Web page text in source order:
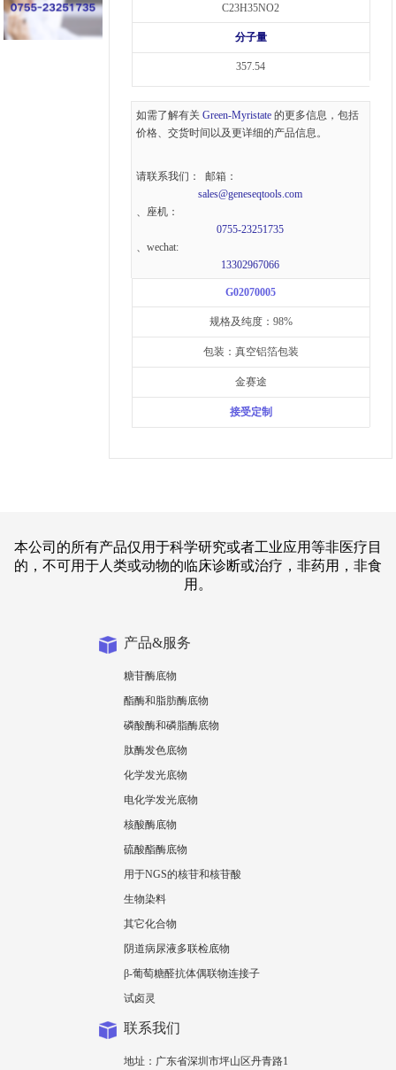
C23H35NO2
分子量
357.54
如需了解有关Green-Myristate 的更多信息，包括
价格、交货时间以及更详细的产品信息。
请联系我们： 邮箱：
sales@geneseqtools.com
、座机：
0755-23251735
、wechat:
13302967066
G02070005
规格及纯度：98%
包装：真空铝箔包装
金赛途
接受定制
本公司的所有产品仅用于科学研究或者工业应用等非医疗目
的，不可用于人类或动物的临床诊断或治疗，非药用，非食
用。
产品&服务
糖苷酶底物
酯酶和脂肪酶底物
磷酸酶和磷脂酶底物
肽酶发色底物
化学发光底物
电化学发光底物
核酸酶底物
硫酸酯酶底物
用于NGS的核苷和核苷酸
生物染料
其它化合物
阴道病尿液多联检底物
β-葡萄糖醛抗体偶联物连接子
试卤灵
联系我们
地址：广东省深圳市坪山区丹青路1